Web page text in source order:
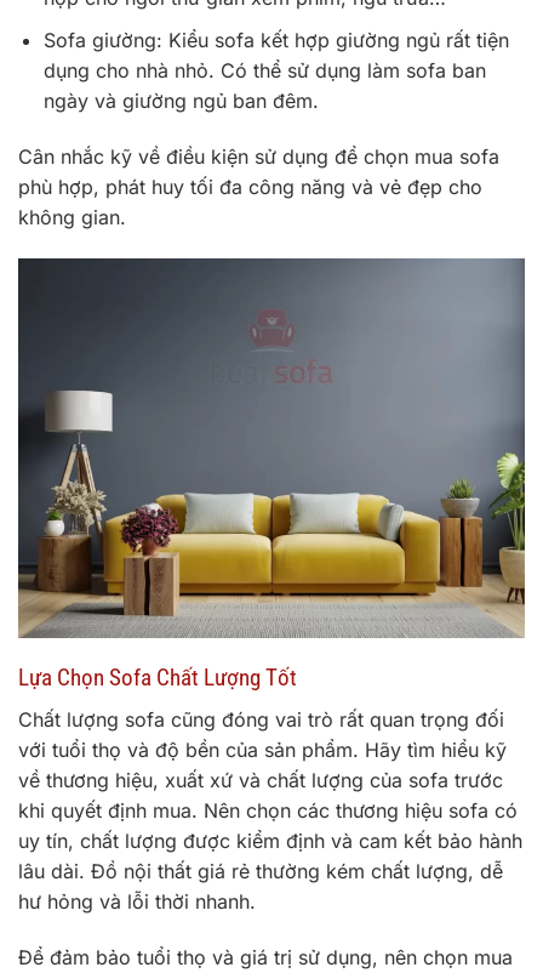
Sofa giường: Kiểu sofa kết hợp giường ngủ rất tiện
dụng cho nhà nhỏ. Có thể sử dụng làm sofa ban
ngày và giường ngủ ban đêm.
Cân nhắc kỹ về điều kiện sử dụng để chọn mua sofa
phù hợp, phát huy tối đa công năng và vẻ đẹp cho
không gian.
Lựa Chọn Sofa Chất Lượng Tốt
Chất lượng sofa cũng đóng vai trò rất quan trọng đối
với tuổi thọ và độ bền của sản phẩm. Hãy tìm hiểu kỹ
về thương hiệu, xuất xứ và chất lượng của sofa trước
khi quyết định mua. Nên chọn các thương hiệu sofa có
uy tín, chất lượng được kiểm định và cam kết bảo hành
lâu dài. Đồ nội thất giá rẻ thường kém chất lượng, dễ
hư hỏng và lỗi thời nhanh.
Để đảm bảo tuổi thọ và giá trị sử dụng, nên chọn mua